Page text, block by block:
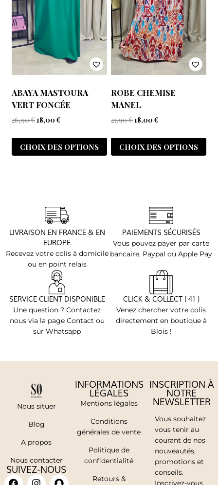
ABAYA MASTOURA
VERT FONCÉE
26,90€18,00 €
CHOIX DES OPTIONS
ROBE CHEMISE
MANEL
27,90€18,00 €
CHOIX DES OPTIONS
LIVRAISON EN FRANCE & EN
EUROPE
Recevez votre colis à domicile
ou en point relais
PAIEMENTS SÉCURISÉS
Vous pouvez payer par carte
bancaire, Paypal ou Apple Pay
SERVICE CLIENT DISPONIBLE
Une question ? Contactez
nous via la page Contact ou
sur Whatsapp
CLICK & COLLECT ( 41 )
Venez chercher votre colis
directement en boutique à
Blois !
Nous situer
Blog
A propos
Nous contacter
SUIVEZ-NOUS
INFORMATIONS
LÉGALES
Mentions légales
Conditions
générales de vente
Politique de
confidentialité
Retours &
INSCRIPTION À
NOTRE
NEWSLETTER
Vous souhaitez
vous tenir au
courant de nos
nouveautés,
promotions et
conseils.
Inscrivez-vous